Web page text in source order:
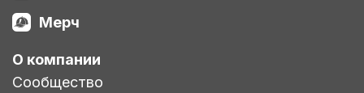
Мерч
О компании
Сообщество